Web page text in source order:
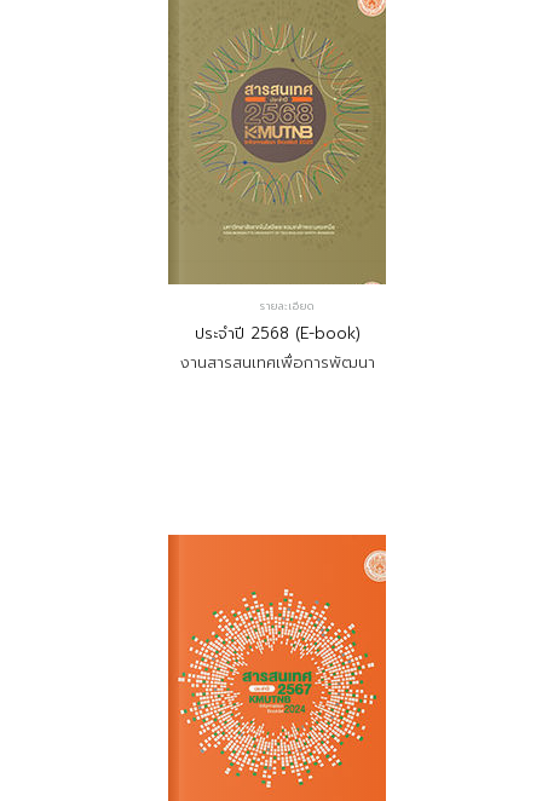
รายละเอียด
ประจำปี 2568 (E-book)
งานสารสนเทศเพื่อการพัฒนา